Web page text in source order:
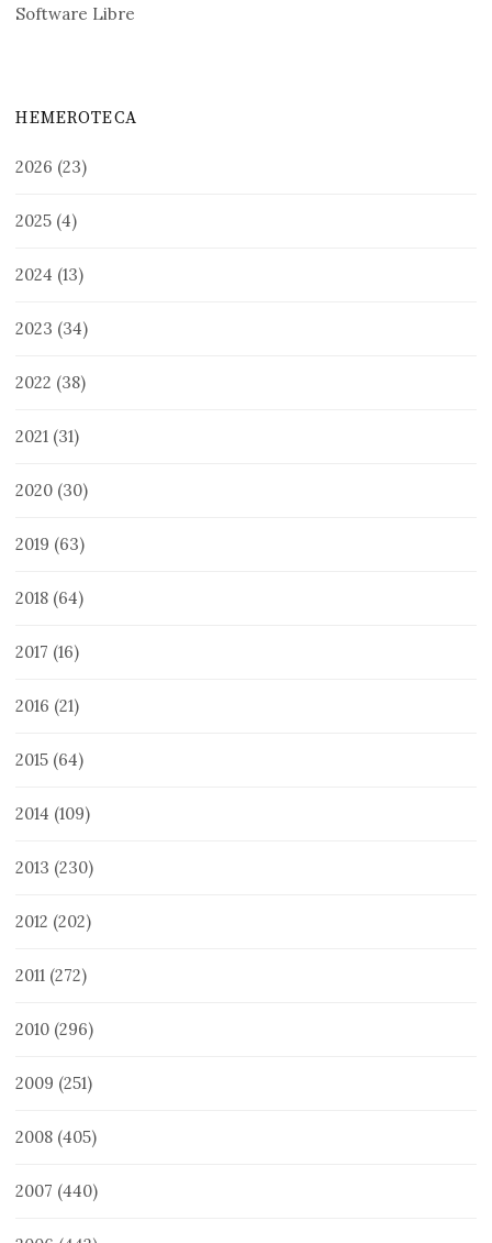
Software Libre
HEMEROTECA
2026 (23)
2025 (4)
2024 (13)
2023 (34)
2022 (38)
2021 (31)
2020 (30)
2019 (63)
2018 (64)
2017 (16)
2016 (21)
2015 (64)
2014 (109)
2013 (230)
2012 (202)
2011 (272)
2010 (296)
2009 (251)
2008 (405)
2007 (440)